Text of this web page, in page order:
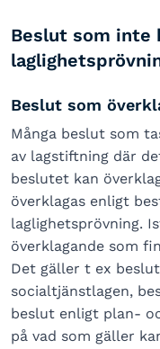
Beslut som inte
Beslut som
Många beslut som
av lagstiftning där
beslutet kan
överklagas enligt
laglighetsprövning.
överklagande som
Det gäller t ex
socialtjänstlagen,
beslut enligt plan-
på vad som gäller